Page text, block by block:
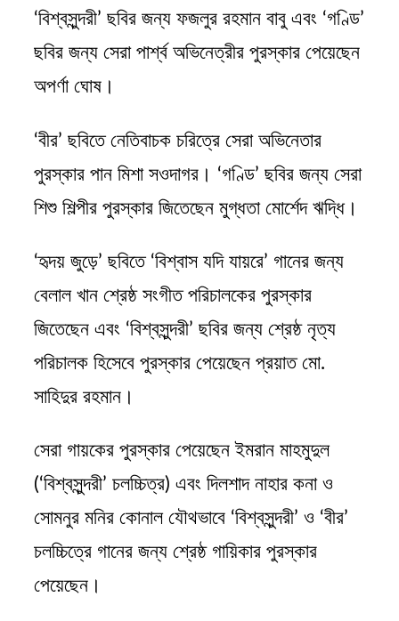
‘বিশ্বসুন্দরী’ ছবির জন্য ফজলুর রহমান বাবু এবং ‘গণ্ডি’
ছবির জন্য সেরা পার্শ্ব অভিনেত্রীর পুরস্কার পেয়েছেন
অপর্ণা ঘোষ।
‘বীর’ ছবিতে নেতিবাচক চরিত্রে সেরা অভিনেতার
পুরস্কার পান মিশা সওদাগর। ‘গণ্ডি’ ছবির জন্য সেরা
শিশু শিল্পীর পুরস্কার জিতেছেন মুগ্ধতা মোর্শেদ ঋদ্ধি।
‘হৃদয় জুড়ে’ ছবিতে ‘বিশ্বাস যদি যায়রে’ গানের জন্য
বেলাল খান শ্রেষ্ঠ সংগীত পরিচালকের পুরস্কার
জিতেছেন এবং ‘বিশ্বসুন্দরী’ ছবির জন্য শ্রেষ্ঠ নৃত্য
পরিচালক হিসেবে পুরস্কার পেয়েছেন প্রয়াত মো.
সাহিদুর রহমান।
সেরা গায়কের পুরস্কার পেয়েছেন ইমরান মাহমুদুল
(‘বিশ্বসুন্দরী’ চলচ্চিত্র) এবং দিলশাদ নাহার কনা ও
সোমনুর মনির কোনাল যৌথভাবে ‘বিশ্বসুন্দরী’ ও ‘বীর’
চলচ্চিত্রে গানের জন্য শ্রেষ্ঠ গায়িকার পুরস্কার
পেয়েছেন।